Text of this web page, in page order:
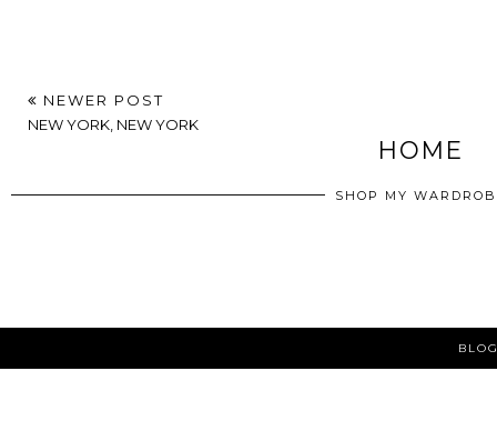
NEWER POST
NEW YORK, NEW YORK
HOME
SHOP MY